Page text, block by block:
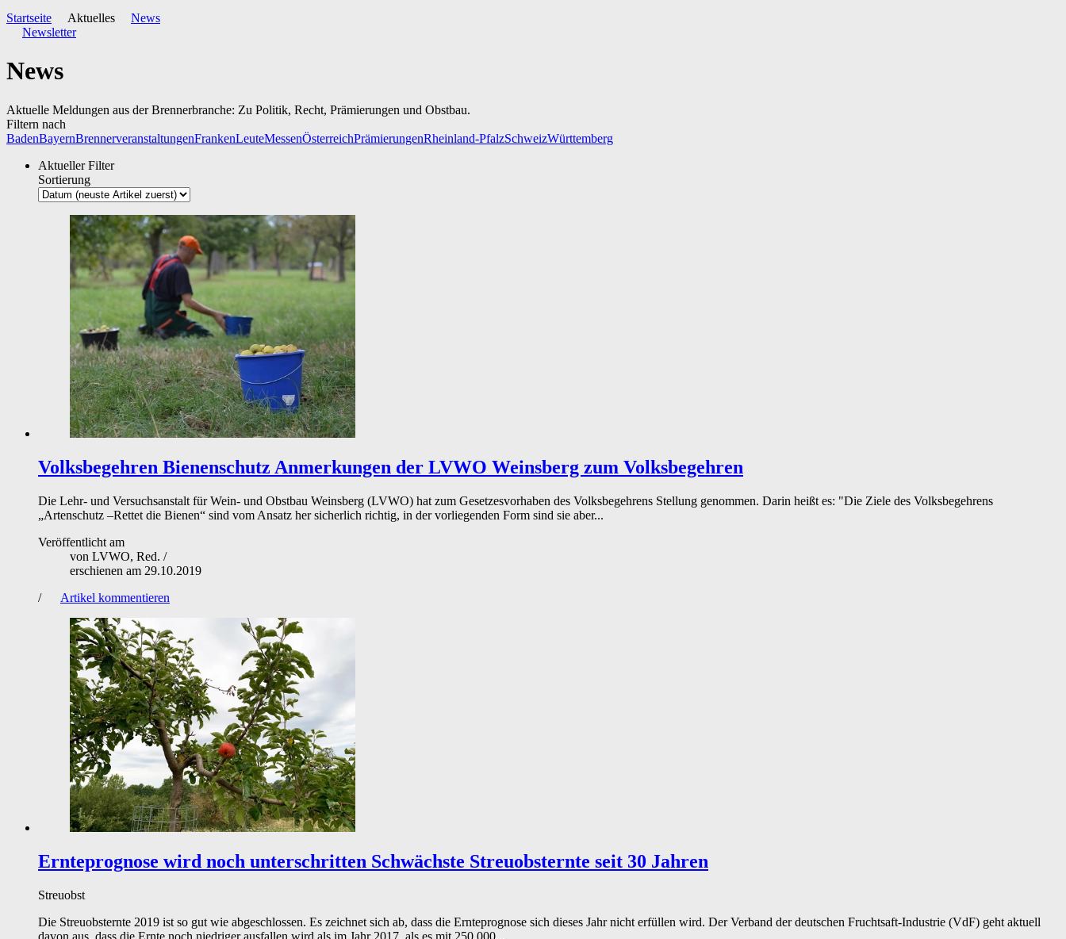
Startseite Aktuelles
News
Newsletter
News
Aktuelle Meldungen aus der Brennerbranche: Zu Politik, Recht, Prämierungen und Obstbau.
Filtern nach
BadenBayernBrennerveranstaltungenFrankenLeuteMessenÖsterreichPrämierungenRheinland-PfalzSchweizWürttemberg
Aktueller Filter
Sortierung
Volksbegehren Bienenschutz Anmerkungen der LVWO Weinsberg zum Volksbegehren
Die Lehr- und Versuchsanstalt für Wein- und Obstbau Weinsberg (LVWO) hat zum Gesetzesvorhaben des Volksbegehrens Stellung genommen. Darin heißt es: "Die Ziele des Volksbegehrens
„Artenschutz –Rettet die Bienen“ sind vom Ansatz her sicherlich richtig, in der vorliegenden Form sind sie aber...
Veröffentlicht am
von LVWO, Red. /
erschienen am 29.10.2019
/
Artikel kommentieren
Ernteprognose wird noch unterschritten Schwächste Streuobsternte seit 30 Jahren
Streuobst
Die Streuobsternte 2019 ist so gut wie abgeschlossen. Es zeichnet sich ab, dass die Ernteprognose sich dieses Jahr nicht erfüllen wird. Der Verband der deutschen Fruchtsaft-Industrie (VdF) geht aktuell
davon aus, dass die Ernte noch niedriger ausfallen wird als im Jahr 2017, als es mit 250.000...